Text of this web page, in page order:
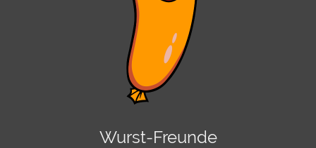
Wurst-Freunde